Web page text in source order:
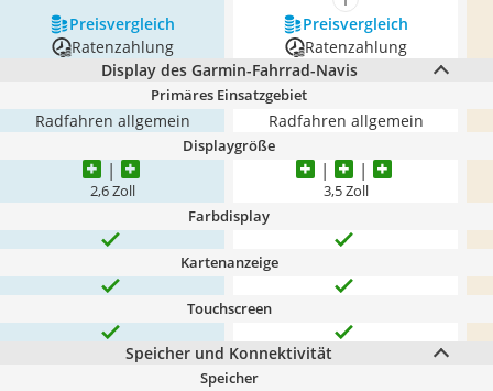
mehr anzeigen
Preis­vergleich
Preis­vergleich
Ratenzahlung
Ratenzahlung
Display des Garmin-Fahrrad-Navis
Primäres Einsatzgebiet
Radfahren allgemein Radfahren allgemein
Displaygröße
2,6 Zoll 3,5 Zoll
Farbdisplay
Kartenanzeige
Touchscreen
Speicher und Konnektivität
Speicher